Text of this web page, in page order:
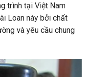
trình tại Việt Nam
Loan này bởi chất
và yêu cầu chung